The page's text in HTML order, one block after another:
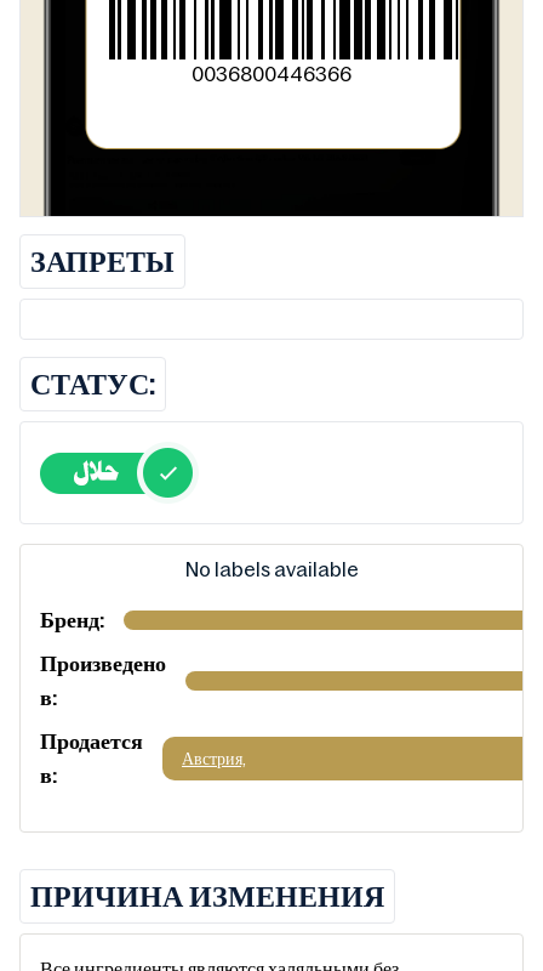
0036800446366
ЗАПРЕТЫ
СТАТУС:
No labels available
Бренд:
Произведено
в:
Продается
в:
Австрия,
ПРИЧИНА ИЗМЕНЕНИЯ